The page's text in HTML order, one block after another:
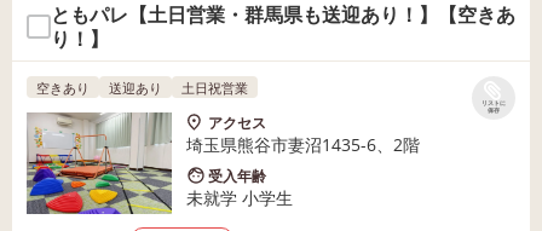
ともパレ【土日営業・群馬県も送迎あり！】【空きあ
り！】
リストに
保存
空きあり 送迎あり 土日祝営業
アクセス
埼玉県熊谷市妻沼1435-6、2階
受入年齢
未就学 小学生